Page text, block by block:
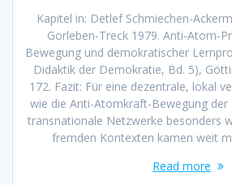
Kapitel in: Detlef Schmiechen-
Gorleben-Treck 1979. Anti-Atom-
Bewegung und demokratischer
Didaktik der Demokratie, Bd. 5),
172. Fazit: Für eine dezentrale, lokal
wie die Anti-Atomkraft-Bewegung der
transnationale Netzwerke besonders
fremden Kontexten kamen weit
Read more